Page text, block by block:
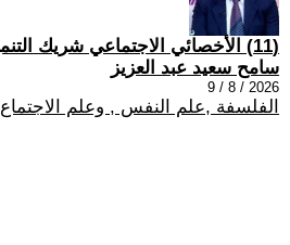
(11) الأخصائي الاجتماعي شريك التنمية المجهول
سامح سعيد عبد العزيز
2026 / 8 / 9
الفلسفة ,علم النفس , وعلم الاجتماع